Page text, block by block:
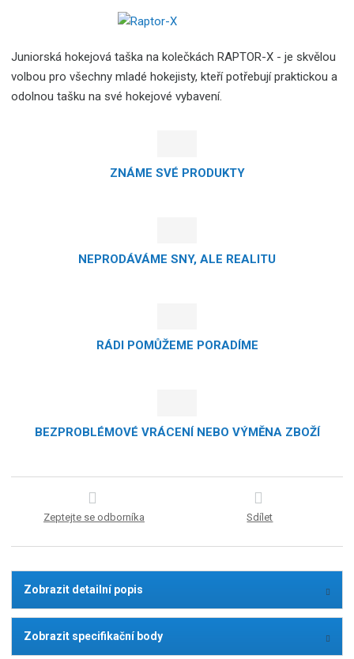
Juniorská hokejová taška na kolečkách RAPTOR-X - je skvělou
volbou pro všechny mladé hokejisty, kteří potřebují praktickou a
odolnou tašku na své hokejové vybavení.
ZNÁME SVÉ PRODUKTY
NEPRODÁVÁME SNY, ALE REALITU
RÁDI POMŮŽEME PORADÍME
BEZPROBLÉMOVÉ VRÁCENÍ NEBO VÝMĚNA ZBOŽÍ
Zeptejte se odborníka Sdílet
Zobrazit detailní popis
Zobrazit specifikační body